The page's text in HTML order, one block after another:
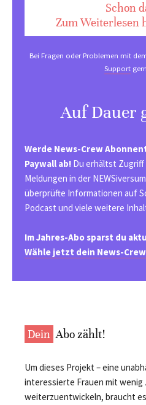
Schon
Zum Weiterlesen
Bei Fragen oder Problemen mit
Support
Auf Dauer
Werde News-Crew
Paywall ab! Du erhältst
Meldungen in der
überprüfte Informationen auf
Podcast und viele weitere
Im Jahres-Abo sparst du
Wähle jetzt dein News-
Dein Abo zählt!
Um dieses Projekt – eine
interessierte Frauen mit wenig
weiterzuentwickeln, braucht